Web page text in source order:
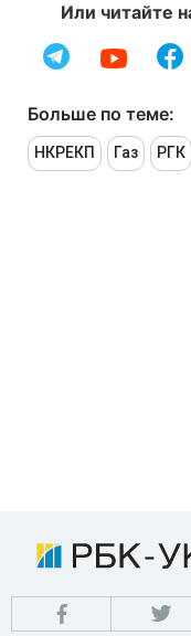
Или читайте
Больше по теме:
НКРЕКП Газ РГК